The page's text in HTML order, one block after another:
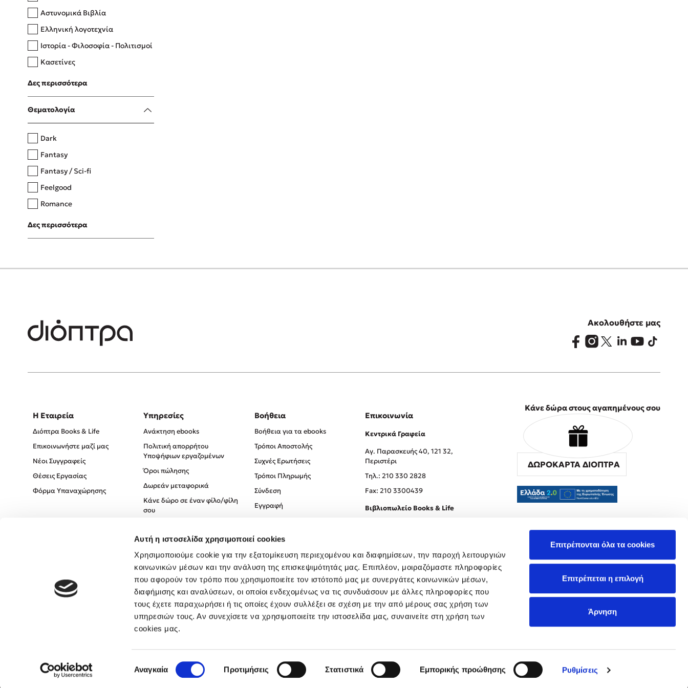
Αυτή η ιστοσελίδα χρησιμοποιεί cookies
Χρησιμοποιούμε cookie για την εξατομίκευση περιεχομένου και διαφημίσεων, την παροχή λειτουργιών
κοινωνικών μέσων και την ανάλυση της επισκεψιμότητάς μας. Επιπλέον, μοιραζόμαστε πληροφορίες
που αφορούν τον τρόπο που χρησιμοποιείτε τον ιστότοπό μας με συνεργάτες κοινωνικών μέσων,
διαφήμισης και αναλύσεων, οι οποίοι ενδεχομένως να τις συνδυάσουν με άλλες πληροφορίες που
τους έχετε παραχωρήσει ή τις οποίες έχουν συλλέξει σε σχέση με την από μέρους σας χρήση των
υπηρεσιών τους. Αν συνεχίσετε να χρησιμοποιείτε την ιστοσελίδα μας, συναινείτε στη χρήση των
cookies μας.
συγκατάθεσης
Αναγκαία Προτιμήσεις Στατιστικά Εμπορικής προώθησης Ρυθμίσεις
Επιτρέπονται όλα τα cookies
Επιτρέπεται η επιλογή
Άρνηση
Δανάη Δεληγεώργη
Πάνω, κάτω, μπροστά, πίσω
Η μέθοδος Αφήστε τους
Αστυνομικά Βιβλία
Ελληνική λογοτεχνία
Ιστορία - Φιλοσοφία - Πολιτισμοί
Κασετίνες
Λευκώματα - Έγχρωμοι οδηγοί
Μαγειρική
Δες περισσότερα
Θεματολογία
Dark
Fantasy
Fantasy / Sci-fi
Feelgood
Romance
Upmarket
Young Adult
Δες περισσότερα
Ακολουθήστε μας
Η Εταιρεία
Διόπτρα Books & Life
Επικοινωνήστε μαζί μας
Νέοι Συγγραφείς
Θέσεις Εργασίας
Φόρμα Υπαναχώρησης
Υπηρεσίες
Ανάκτηση ebooks
Πολιτική απορρήτου
Υποψήφιων εργαζομένων
Όροι πώλησης
Δωρεάν μεταφορικά
Κάνε δώρο σε έναν φίλο/φίλη
σου
Πολιτική Απορρήτου
Όροι χρήσης
Βοήθεια
Βοήθεια για τα ebooks
Τρόποι Αποστολής
Συχνές Ερωτήσεις
Τρόποι Πληρωμής
Σύνδεση
Εγγραφή
Επικοινωνία
Κεντρικά Γραφεία
Αγ. Παρασκευής 40, 121 32,
Περιστέρι
Tηλ.: 210 330 2828
Fax: 210 3300439
Βιβλιοπωλείο Books & Life
Κάνε δώρα στους αγαπημένους σου
ΔΩΡΟΚΑΡΤΑ ΔΙΟΠΤΡΑ
Created by Powered by